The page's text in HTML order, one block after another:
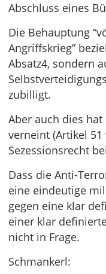
Abschluss eines
Die Behauptung
Angriffskrieg”
Absatz4, sondern
zubilligt.
Aber auch dies
verneint (Artikel
Sezessionsrecht
Dass die Anti-
eine eindeutige
gegen eine klar
einer klar
nicht in Frage.
Schmankerl: